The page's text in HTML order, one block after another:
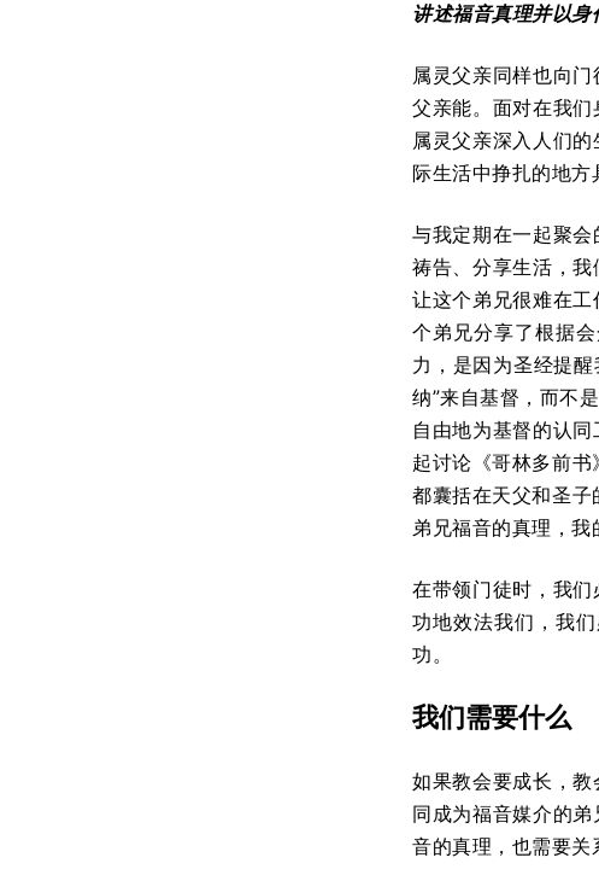
讲述福音真理并以身
属灵父亲同样也向
父亲能。面对在我
属灵父亲深入人们
际生活中挣扎的地方
与我定期在一起聚
祷告、分享生活，
让这个弟兄很难在
个弟兄分享了根据
力，是因为圣经提
纳”来自基督，而不
自由地为基督的认
起讨论《哥林多前
都囊括在天父和圣
弟兄福音的真理，我
在带领门徒时，我
功地效法我们，我
功。
我们需要什么
如果教会要成长，
同成为福音媒介的
音的真理，也需要关